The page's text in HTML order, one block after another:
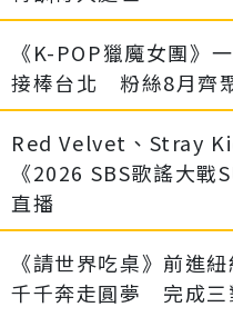
《K-POP獵魔女團》
接棒台北 粉絲8月齊
Red Velvet、Stray
《2026 SBS歌謠大
直播
《請世界吃桌》前進
千千奔走圓夢 完成三